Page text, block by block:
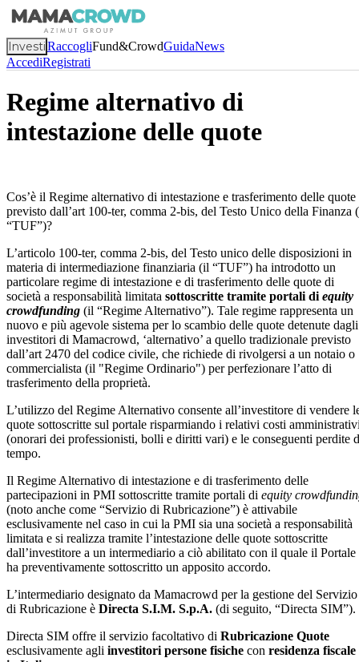
InvestiRaccogliFund&CrowdGuidaNews
AccediRegistrati
Regime alternativo di
intestazione delle quote
Cos’è il Regime alternativo di intestazione e trasferimento delle quote
previsto dall’art 100-ter, comma 2-bis, del Testo Unico della Finanza
“TUF”)?
L’articolo 100-ter, comma 2-bis, del Testo unico delle disposizioni in
materia di intermediazione finanziaria (il “TUF”) ha introdotto un
particolare regime di intestazione e di trasferimento delle quote di
società a responsabilità limitata sottoscritte tramite portali di equity
crowdfunding (il “Regime Alternativo”). Tale regime rappresenta un
nuovo e più agevole sistema per lo scambio delle quote detenute dagli
investitori di Mamacrowd, ‘alternativo’ a quello tradizionale previsto
dall’art 2470 del codice civile, che richiede di rivolgersi a un notaio o
commercialista (il "Regime Ordinario") per perfezionare l’atto di
trasferimento della proprietà.
L’utilizzo del Regime Alternativo consente all’investitore di vendere
quote sottoscritte sul portale risparmiando i relativi costi
(onorari dei professionisti, bolli e diritti vari) e le conseguenti perdite
tempo.
Il Regime Alternativo di intestazione e di trasferimento delle
partecipazioni in PMI sottoscritte tramite portali di equity
(noto anche come “Servizio di Rubricazione”) è attivabile
esclusivamente nel caso in cui la PMI sia una società a responsabilità
limitata e si realizza tramite l’intestazione delle quote sottoscritte
dall’investitore a un intermediario a ciò abilitato con il quale il Portale
ha preventivamente sottoscritto un apposito accordo.
L’intermediario designato da Mamacrowd per la gestione del Servizio
di Rubricazione è Directa S.I.M. S.p.A. (di seguito, “Directa SIM”).
Directa SIM offre il servizio facoltativo di Rubricazione Quote
esclusivamente agli investitori persone fisiche con residenza fiscale